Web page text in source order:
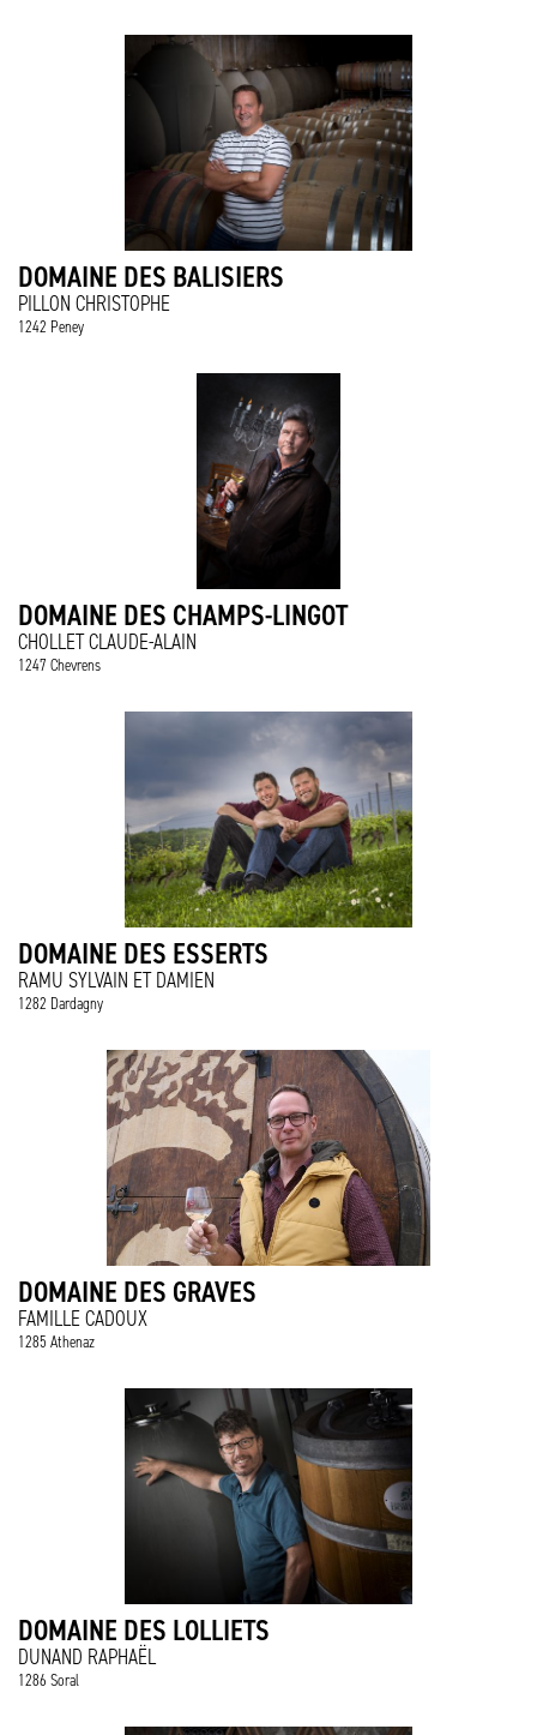
DOMAINE DES BALISIERS
PILLON CHRISTOPHE
1242 Peney
DOMAINE DES CHAMPS-LINGOT
CHOLLET CLAUDE-ALAIN
1247 Chevrens
DOMAINE DES ESSERTS
RAMU SYLVAIN ET DAMIEN
1282 Dardagny
DOMAINE DES GRAVES
FAMILLE CADOUX
1285 Athenaz
DOMAINE DES LOLLIETS
DUNAND RAPHAËL
1286 Soral